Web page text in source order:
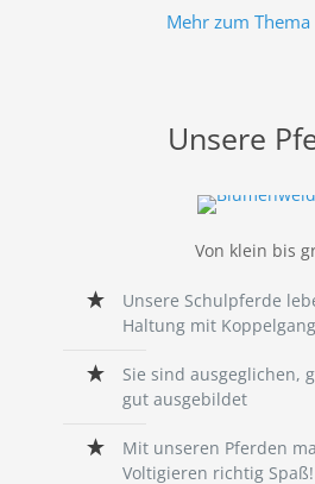
Mehr zum Thema
Unsere
Von klein bis
Unsere Schulpferde
Haltung mit
Sie sind ausgeglichen,
gut ausgebildet
Mit unseren Pferden
Voltigieren richtig Spaß!